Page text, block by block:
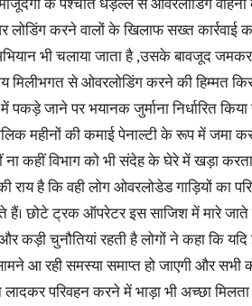
करने वालों के खिलाफ सख्त कार्रवाई
भी चलाया जाता है ,उसके बावजूद
मिलीभगत से ओवरलोडिंग करने की हिम्मत
जाने पर भयानक जुर्माना निर्धारित किया
महीनों की कमाई पेनाल्टी के रूप में जमा
कहीं विभाग को भी संदेह के घेरे में खड़ा
राय है कि वही लोग ओवरलोडेड गाड़ियों
हैं। छोटे ट्रक ऑपरेटर इस साजिश में मारे
चुनौतियां रहती है लोगों ने कहा कि यदि
आ रही समस्या समाप्त हो जाएगी और सभी
परिवहन करने में भाड़ा भी अच्छा